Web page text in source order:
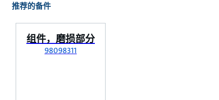
推荐的备件
组件，磨损部分
98098311